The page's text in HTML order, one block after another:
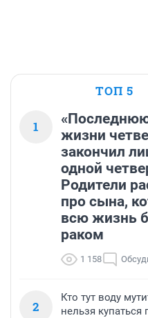
ТОП 5
1
жизни
закончил
одной
Родители
про сына,
всю жизнь
раком
1 158
2
Кто тут воду
нельзя купаться